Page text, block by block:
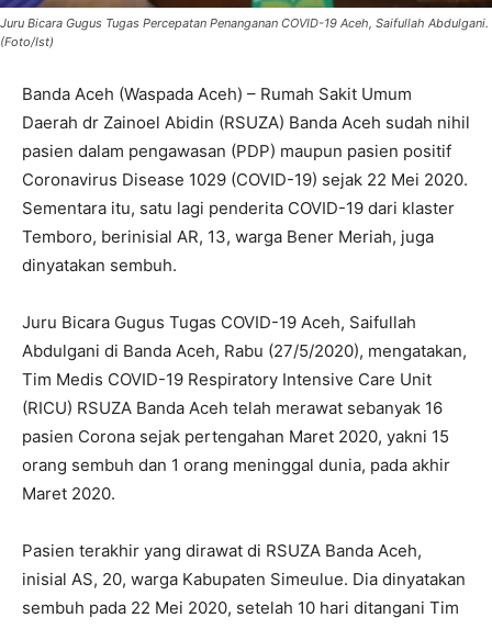
Juru Bicara Gugus Tugas Percepatan Penanganan COVID-19 Aceh, Saifullah Abdulgani.
(Foto/Ist)
Banda Aceh (Waspada Aceh) – Rumah Sakit Umum
Daerah dr Zainoel Abidin (RSUZA) Banda Aceh sudah nihil
pasien dalam pengawasan (PDP) maupun pasien positif
Coronavirus Disease 1029 (COVID-19) sejak 22 Mei 2020.
Sementara itu, satu lagi penderita COVID-19 dari klaster
Temboro, berinisial AR, 13, warga Bener Meriah, juga
dinyatakan sembuh.
Juru Bicara Gugus Tugas COVID-19 Aceh, Saifullah
Abdulgani di Banda Aceh, Rabu (27/5/2020), mengatakan,
Tim Medis COVID-19 Respiratory Intensive Care Unit
(RICU) RSUZA Banda Aceh telah merawat sebanyak 16
pasien Corona sejak pertengahan Maret 2020, yakni 15
orang sembuh dan 1 orang meninggal dunia, pada akhir
Maret 2020.
Pasien terakhir yang dirawat di RSUZA Banda Aceh,
inisial AS, 20, warga Kabupaten Simeulue. Dia dinyatakan
sembuh pada 22 Mei 2020, setelah 10 hari ditangani Tim